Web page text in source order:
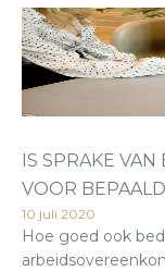
IS SPRAKE
VOOR
10 juli 2020
Hoe goed ook